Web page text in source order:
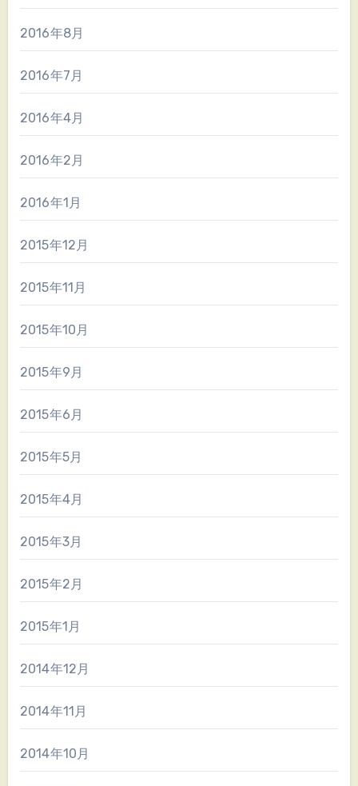
2016年8月
2016年7月
2016年4月
2016年2月
2016年1月
2015年12月
2015年11月
2015年10月
2015年9月
2015年6月
2015年5月
2015年4月
2015年3月
2015年2月
2015年1月
2014年12月
2014年11月
2014年10月